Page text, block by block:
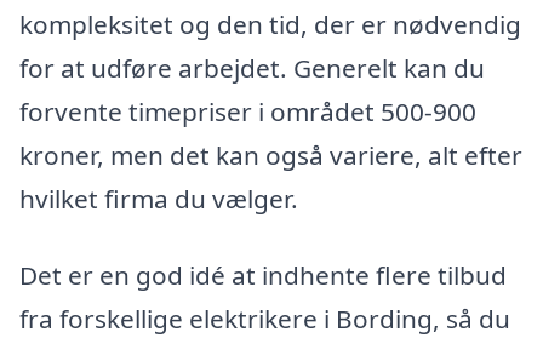
kompleksitet og den tid, der er nødvendig
for at udføre arbejdet. Generelt kan du
forvente timepriser i området 500-900
kroner, men det kan også variere, alt efter
hvilket firma du vælger.
Det er en god idé at indhente flere tilbud
fra forskellige elektrikere i Bording, så du